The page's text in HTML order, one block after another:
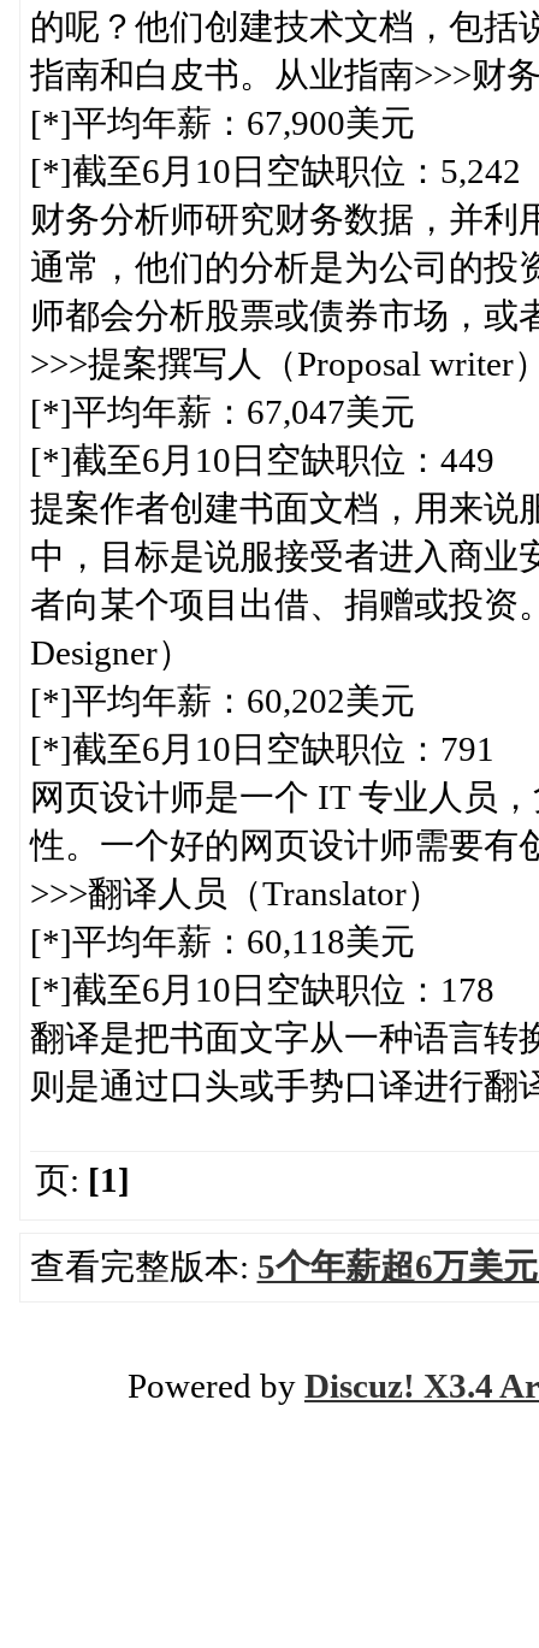
的呢？他们创建技术文档，包括
指南和白皮书。从业指南>>>财
[*]平均年薪：67,900美元
[*]截至6月10日空缺职位：5,242
财务分析师研究财务数据，并利
通常，他们的分析是为公司的投
师都会分析股票或债券市场，或
>>>提案撰写人（Proposal writer
[*]平均年薪：67,047美元
[*]截至6月10日空缺职位：449
提案作者创建书面文档，用来说
中，目标是说服接受者进入商业
者向某个项目出借、捐赠或投资
Designer）
[*]平均年薪：60,202美元
[*]截至6月10日空缺职位：791
网页设计师是一个 IT 专业人员
性。一个好的网页设计师需要有
>>>翻译人员（Translator）
[*]平均年薪：60,118美元
[*]截至6月10日空缺职位：178
翻译是把书面文字从一种语言转
则是通过口头或手势口译进行翻
页: [1]
查看完整版本: 5个年薪超6万美
Powered by Discuz! X3.4